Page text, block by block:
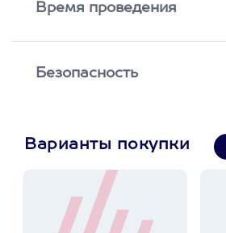
Время проведения
Безопасность
Варианты покупки